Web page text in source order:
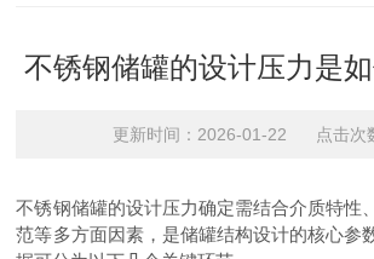
不锈钢储罐的设计压力是
更新时间：2026-01-22 点击次
不锈钢储罐的设计压力确定需结合介质特性
范等多方面因素，是储罐结构设计的核心参